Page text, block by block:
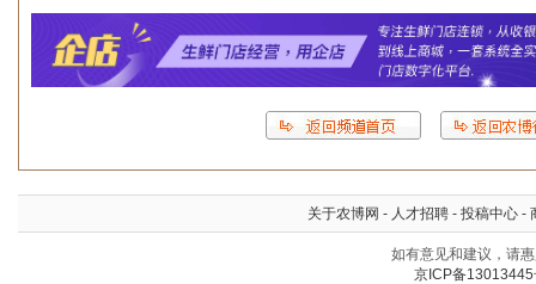
关于农博网 - 人才招聘 - 投稿中心 -
如有意见和建议，请
京ICP备13013445